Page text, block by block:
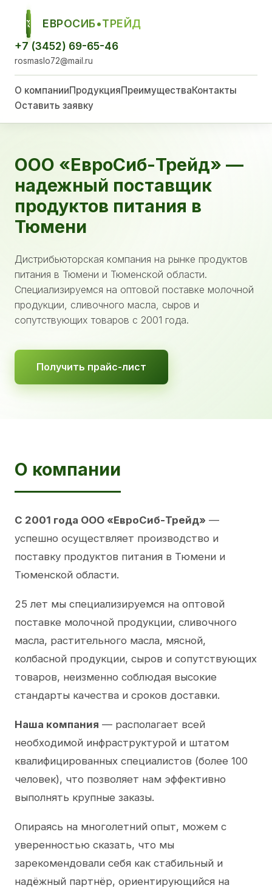
ЕСТ
ЕВРОСИБ•ТРЕЙД
+7 (3452) 69-65-46
rosmaslo72@mail.ru
О компанииПродукцияПреимуществаКонтакты
Оставить заявку
ООО «ЕвроСиб-Трейд» —
надежный поставщик
продуктов питания в
Тюмени
Дистрибьюторская компания на рынке продуктов
питания в Тюмени и Тюменской области.
Специализируемся на оптовой поставке молочной
продукции, сливочного масла, сыров и
сопутствующих товаров с 2001 года.
Получить прайс-лист
О компании
С 2001 года ООО «ЕвроСиб-Трейд» —
успешно осуществляет производство и
поставку продуктов питания в Тюмени и
Тюменской области.
25 лет мы специализируемся на оптовой
поставке молочной продукции, сливочного
масла, растительного масла, мясной,
колбасной продукции, сыров и сопутствующих
товаров, неизменно соблюдая высокие
стандарты качества и сроков доставки.
Наша компания — располагает всей
необходимой инфраструктурой и штатом
квалифицированных специалистов (более 100
человек), что позволяет нам эффективно
выполнять крупные заказы.
Опираясь на многолетний опыт, можем с
уверенностью сказать, что мы
зарекомендовали себя как стабильный и
надёжный партнёр, ориентирующийся на